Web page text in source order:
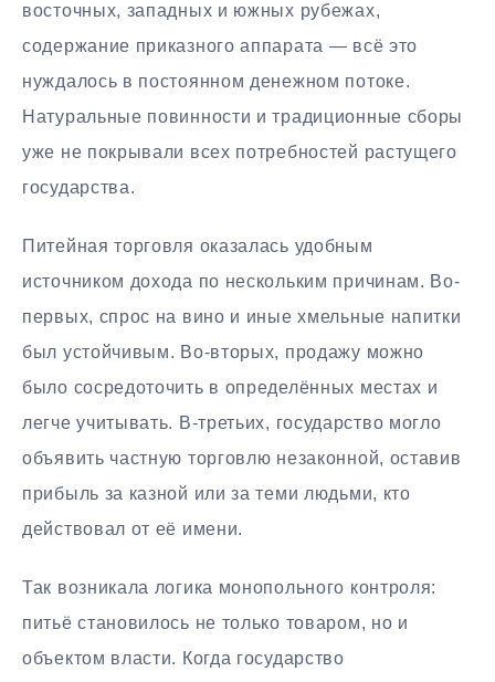
восточных, западных и южных рубежах,
содержание приказного аппарата — всё это
нуждалось в постоянном денежном потоке.
Натуральные повинности и традиционные сборы
уже не покрывали всех потребностей растущего
государства.
Питейная торговля оказалась удобным
источником дохода по нескольким причинам. Во-
первых, спрос на вино и иные хмельные напитки
был устойчивым. Во-вторых, продажу можно
было сосредоточить в определённых местах и
легче учитывать. В-третьих, государство могло
объявить частную торговлю незаконной, оставив
прибыль за казной или за теми людьми, кто
действовал от её имени.
Так возникала логика монопольного контроля:
питьё становилось не только товаром, но и
объектом власти. Когда государство